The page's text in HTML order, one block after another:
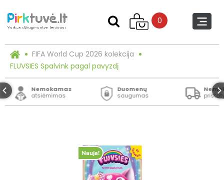
0
FIFA World Cup 2026 kolekcija
FLUVSIES Spalvink pagal pavyzdį
Nemokamas
atsiėmimas
Duomenų
saugumas
Nauja!